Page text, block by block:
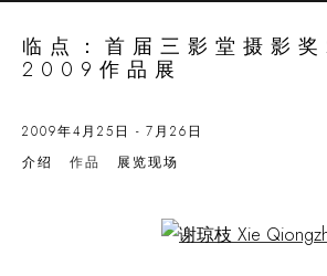
临点：首届三影堂摄影
2009作品展
2009年4月25日 - 7月26日
介绍
作品 展览现场
Open a larger version of the